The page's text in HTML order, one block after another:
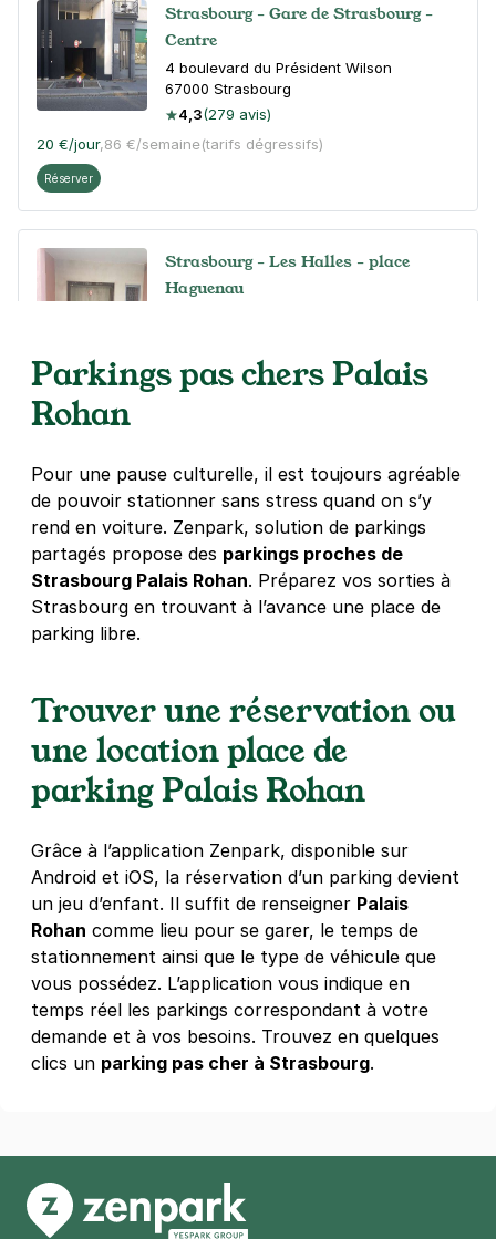
Strasbourg - Gare de Strasbourg -
Centre
4 boulevard du Président Wilson
67000 Strasbourg
4,3(279 avis)
20 €/jour,86 €/semaine(tarifs dégressifs)
Réserver
Strasbourg - Les Halles - place
Haguenau
(137 avis)
86 €/semaine
Réserver
Strasbourg - Parlement Européen -
Kléber
5 rue du Général Ducrot
67000Strasbourg
Réserver
+ Abonnements disponibles
23 rue de Londres
67000
Strasbourg
1 €/heure,10 €/jour,52 €/semaine(tarifs dégressifs)
Réserver
+ Abonnements disponibles
Strasbourg - Neudorf Sud - Bâle
4,2(65 avis)
1 €/heure,10 €/jour,52 €/semaine
Réserver
Parkings pas chers Palais
Rohan
Pour une pause culturelle, il est toujours agréable
de pouvoir stationner sans stress quand on s’y
rend en voiture. Zenpark, solution de parkings
partagés propose des parkings proches de
Strasbourg Palais Rohan. Préparez vos sorties à
Strasbourg en trouvant à l’avance une place de
parking libre.
Trouver une réservation ou
une location place de
parking Palais Rohan
Grâce à l’application Zenpark, disponible sur
Android et iOS, la réservation d’un parking devient
un jeu d’enfant. Il suffit de renseigner Palais
Rohan comme lieu pour se garer, le temps de
stationnement ainsi que le type de véhicule que
vous possédez. L’application vous indique en
temps réel les parkings correspondant à votre
demande et à vos besoins. Trouvez en quelques
clics un parking pas cher à Strasbourg.